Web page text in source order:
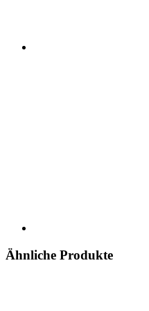
Ähnliche Produkte